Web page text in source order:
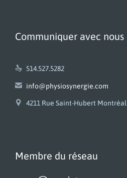
Communiquer avec nous
 514.527.5282
 info@physiosynergie.com
 4211 Rue Saint-Hubert Montréal
Membre du réseau